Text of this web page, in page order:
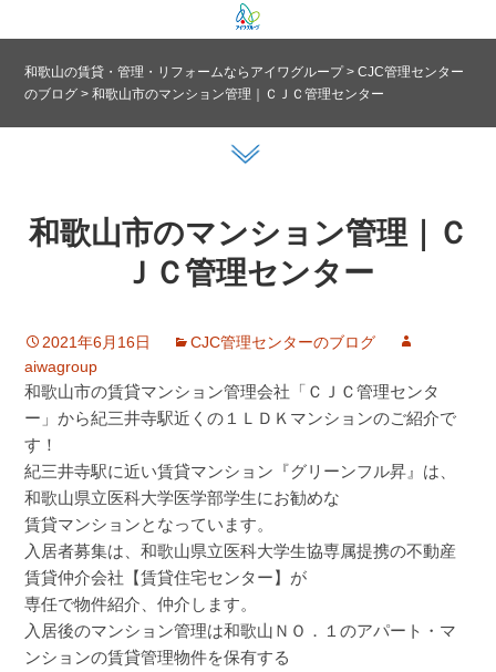
和歌山の賃貸・管理・リフォームならアイワグループ>CJC管理センター
のブログ >和歌山市のマンション管理｜ＣＪＣ管理センター
和歌山市のマンション管理｜Ｃ
ＪＣ管理センター
2021年6月16日
CJC管理センターのブログ
aiwagroup
和歌山市の賃貸マンション管理会社「ＣＪＣ管理センタ
ー」から紀三井寺駅近くの１ＬＤＫマンションのご紹介で
す！
紀三井寺駅に近い賃貸マンション『グリーンフル昇』は、
和歌山県立医科大学医学部学生にお勧めな
賃貸マンションとなっています。
入居者募集は、和歌山県立医科大学生協専属提携の不動産
賃貸仲介会社【賃貸住宅センター】が
専任で物件紹介、仲介します。
入居後のマンション管理は和歌山ＮＯ．１のアパート・マ
ンションの賃貸管理物件を保有する